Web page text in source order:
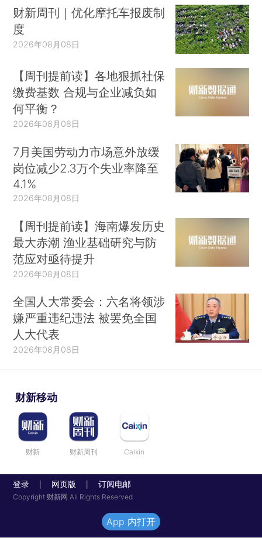
财新周刊｜优化摩托车报废制
度
2026年08月08日
【周刊提前读】各地狠抓社保
缴费基数 合规与企业减负如
何平衡？
2026年08月08日
7月美国劳动力市场意外放缓
岗位减少2.3万个失业率降至
4.1%
2026年08月08日
【周刊提前读】海南爆发历史
最大赤潮 渔业基础研究与防
范应对亟待提升
2026年08月08日
全国人大常委会：六名将领涉
嫌严重违纪违法 被罢免全国
人大代表
2026年08月08日
财新移动
财新 财新周刊 Caixin
登录 网页版 订阅电邮
Copyright 财新网 All Rights Reserved
App 内打开